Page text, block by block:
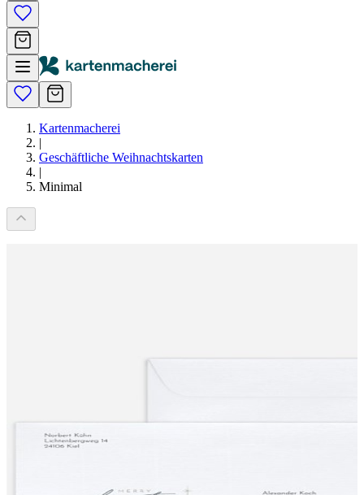
Kartenmacherei
|
Geschäftliche Weihnachtskarten
|
Minimal